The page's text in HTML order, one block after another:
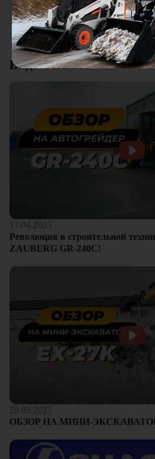
Смотреть все
клиентам.
Видеоотзывы
17.04.2025
Революция в строительной
ZAUBERG GR-240C!
28.03.2025
ОБЗОР НА МИНИ-ЭКСКАВАТОР